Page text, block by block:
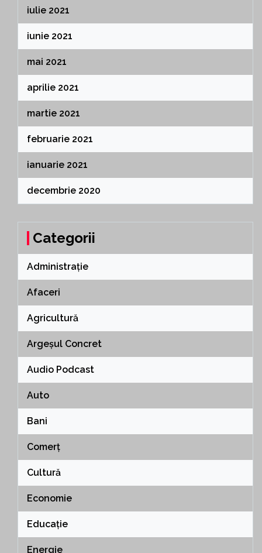
iulie 2021
iunie 2021
mai 2021
aprilie 2021
martie 2021
februarie 2021
ianuarie 2021
decembrie 2020
Categorii
Administrație
Afaceri
Agricultură
Argeșul Concret
Audio Podcast
Auto
Bani
Comerț
Cultură
Economie
Educație
Energie